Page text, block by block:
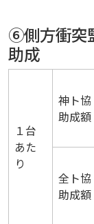
⑥側方衝突
助成
１台
あた
り
神ト協
助成額
全ト協
助成額